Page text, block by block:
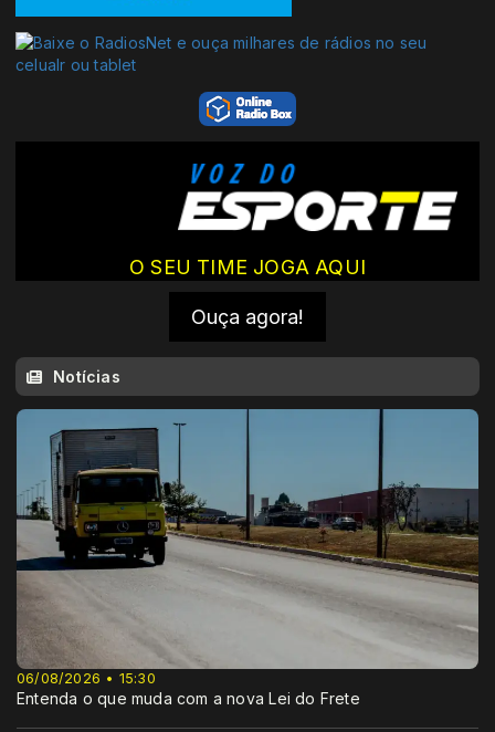
O SEU TIME JOGA AQUI
Ouça agora!
Notícias
06/08/2026 • 15:30
Entenda o que muda com a nova Lei do Frete